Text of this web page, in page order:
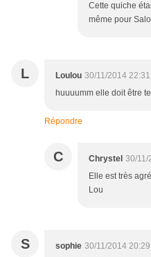
Cette quiche
même pour
L Loulou 30/11/2014 22:31
huuuumm elle doit être
Répondre
C Chrystel 30/11/
Elle est très
Lou
S sophie 30/11/2014 20:29